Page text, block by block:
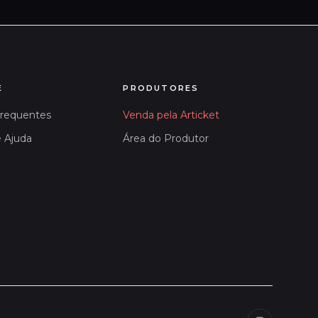
Ajuda
PRODUTORES
Venda pela Articket
Área do Produtor